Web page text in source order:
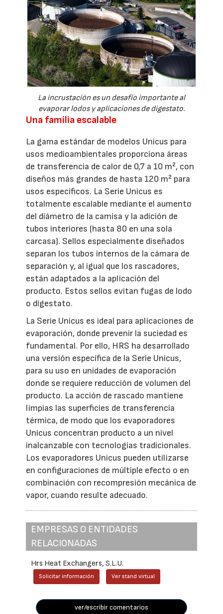
La incrustación es un desafío importante al
evaporar lodos y aplicaciones de digestato.
Una familia escalable
La gama estándar de modelos Unicus para
usos medioambientales proporciona áreas
de transferencia de calor de 0,7 a 10 m², con
diseños más grandes de hasta 120 m² para
usos específicos. La Serie Unicus es
totalmente escalable mediante el aumento
del diámetro de la camisa y la adición de
tubos interiores (hasta 80 en una sola
carcasa). Sellos especialmente diseñados
separan los tubos internos de la cámara de
separación y, al igual que los rascadores,
están adaptados a la aplicación del
producto. Estos sellos evitan fugas de lodo
o digestato.
La Serie Unicus es ideal para aplicaciones de
evaporación, donde prevenir la suciedad es
fundamental. Por ello, HRS ha desarrollado
una versión específica de la Serie Unicus,
para su uso en unidades de evaporación
donde se requiere reducción de volumen del
producto. La acción de rascado mantiene
limpias las superficies de transferencia
térmica, de modo que los evaporadores
Unicus concentran producto a un nivel
inalcanzable con tecnologías tradicionales.
Los evaporadores Unicus pueden utilizarse
en configuraciones de múltiple efecto o en
combinación con recompresión mecánica de
vapor, cuando resulte adecuado.
EMPRESAS O ENTIDADES
RELACIONADAS
Hrs Heat Exchangers, S.L.U.
Solicitar información Ver stand virtual
ver/escribir comentarios